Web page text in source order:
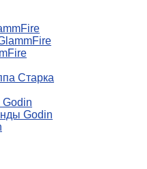
Старка
Godin